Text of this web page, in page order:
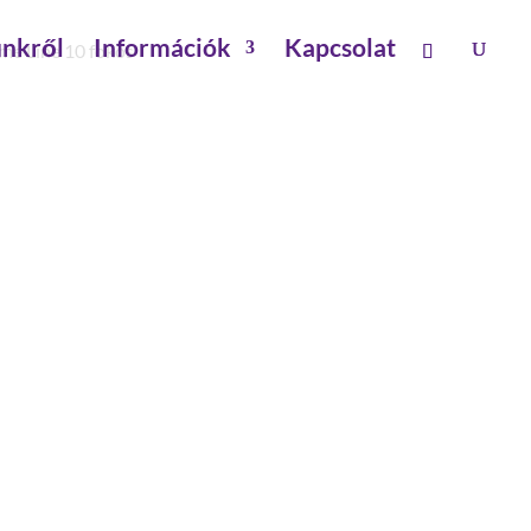
Információk Kapcsolat
Line 10 fokos